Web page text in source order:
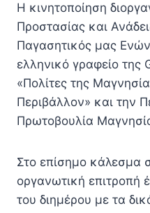
Η κινητοποίηση
Προστασίας και
Παγασητικός μας
ελληνικό γραφείο της
«Πολίτες της
Περιβάλλον» και την
Πρωτοβουλία
Στο επίσημο κάλεσμα
οργανωτική επιτροπή
του διημέρου με τα